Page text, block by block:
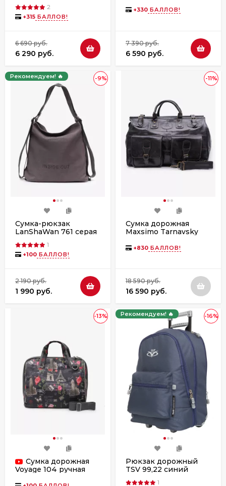
2
+315 БАЛЛОВ!
6 690 руб.
6 290 руб.
+330 БАЛЛОВ!
7 390 руб.
6 590 руб.
-9%
Рекомендуем! 🔥
Сумка-рюкзак
LanShaWan 761 серая
1
+100 БАЛЛОВ!
2 190 руб.
1 990 руб.
-11%
Сумка дорожная
Maxsimo Tarnavsky
+830 БАЛЛОВ!
18 590 руб.
16 590 руб.
-13%
Сумка дорожная
Voyage 104 ручная
-16%
Рекомендуем! 🔥
Рюкзак дорожный
TSV 99,22 синий
1